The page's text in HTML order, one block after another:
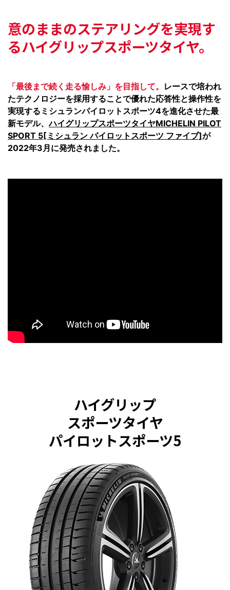
意のままのステアリングを実現す
るハイグリップスポーツタイヤ。
「最後まで続く走る愉しみ」を目指して。 レースで培われ
たテクノロジーを採用することで優れた応答性と操作性を
実現するミシュランパイロットスポーツ4を進化させた最
新モデル、ハイグリップスポーツタイヤMICHELIN PILOT
SPORT 5[ミシュラン パイロットスポーツ ファイブ]が
2022年3月に発売されました。
ハイグリップ
スポーツタイヤ
パイロットスポーツ5